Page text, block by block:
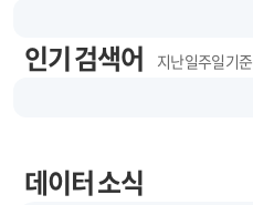
인기 검색어 지난 일주일 기준
데이터 소식